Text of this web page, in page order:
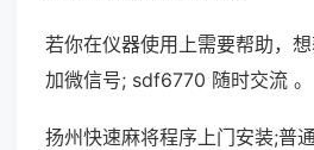
若你在仪器使用上需要帮助，
加微信号; sdf6770 随时交流 。
扬州快速麻将程序上门安装;普